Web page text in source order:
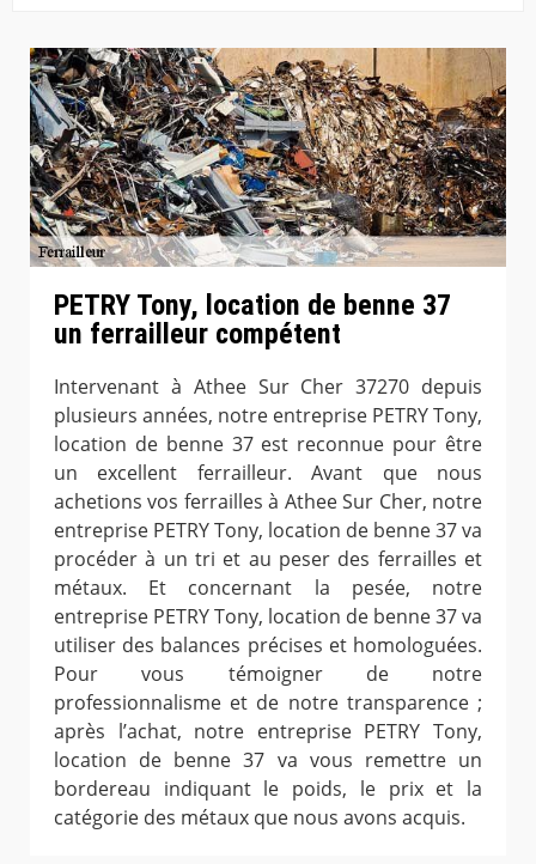
PETRY Tony, location de benne 37
un ferrailleur compétent
Intervenant à Athee Sur Cher 37270 depuis
plusieurs années, notre entreprise PETRY Tony,
location de benne 37 est reconnue pour être
un excellent ferrailleur. Avant que nous
achetions vos ferrailles à Athee Sur Cher, notre
entreprise PETRY Tony, location de benne 37 va
procéder à un tri et au peser des ferrailles et
métaux. Et concernant la pesée, notre
entreprise PETRY Tony, location de benne 37 va
utiliser des balances précises et homologuées.
Pour vous témoigner de notre
professionnalisme et de notre transparence ;
après l’achat, notre entreprise PETRY Tony,
location de benne 37 va vous remettre un
bordereau indiquant le poids, le prix et la
catégorie des métaux que nous avons acquis.